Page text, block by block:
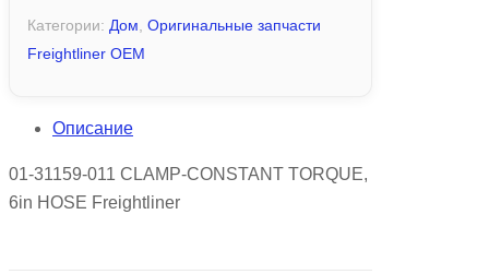
Категории: Дом Оригинальные запчасти
Freightliner OEM
Описание
01-31159-011 CLAMP-CONSTANT TORQUE,
6in HOSE Freightliner